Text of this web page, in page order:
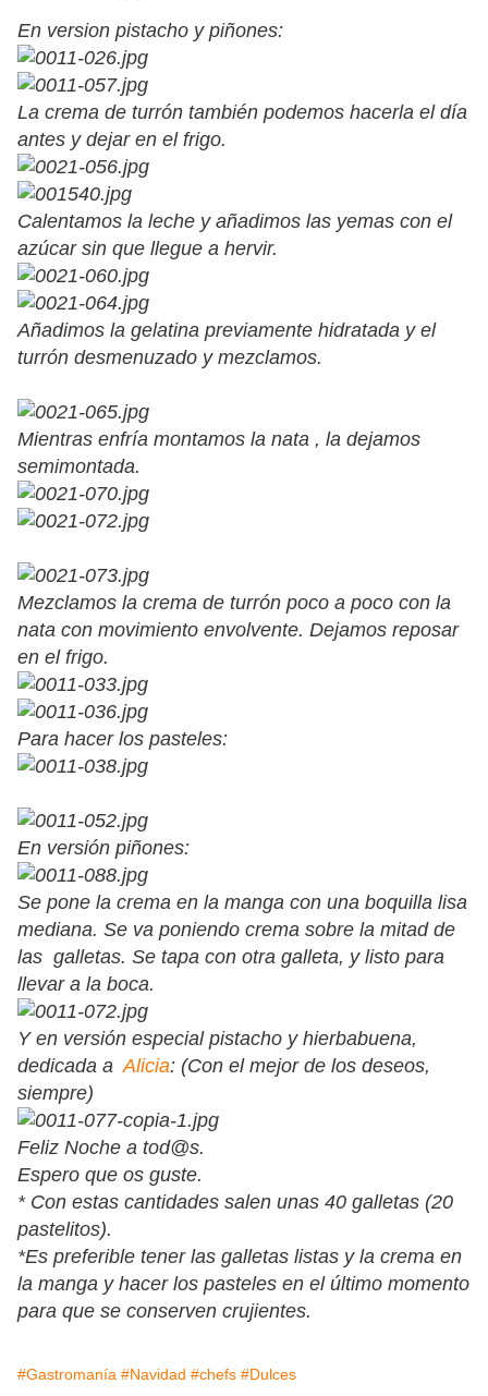
En version pistacho y piñones:
La crema de turrón también podemos hacerla el día
antes y dejar en el frigo.
Calentamos la leche y añadimos las yemas con el
azúcar sin que llegue a hervir.
Añadimos la gelatina previamente hidratada y el
turrón desmenuzado y mezclamos.
Mientras enfría montamos la nata , la dejamos
semimontada.
Mezclamos la crema de turrón poco a poco con la
nata con movimiento envolvente. Dejamos reposar
en el frigo.
Para hacer los pasteles:
En versión piñones:
Se pone la crema en la manga con una boquilla lisa
mediana. Se va poniendo crema sobre la mitad de
las galletas. Se tapa con otra galleta, y listo para
llevar a la boca.
Y en versión especial pistacho y hierbabuena,
dedicada aAlicia: (Con el mejor de los deseos,
siempre)
Feliz Noche a tod@s.
Espero que os guste.
* Con estas cantidades salen unas 40 galletas (20
pastelitos).
*Es preferible tener las galletas listas y la crema en
la manga y hacer los pasteles en el último momento
para que se conserven crujientes.
#Gastromanía #Navidad #chefs #Dulces